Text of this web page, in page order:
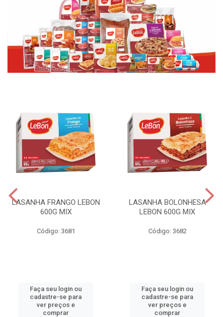
LASANHA FRANGO LEBON
600G MIX
Código: 3681
Faça seu login ou
cadastre-se para
ver preços e
comprar
LASANHA BOLONHESA
LEBON 600G MIX
Código: 3682
Faça seu login ou
cadastre-se para
ver preços e
comprar